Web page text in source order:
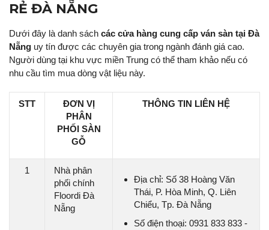
RẺ ĐÀ NẴNG
Dưới đây là danh sách các cửa hàng cung cấp ván sàn tại Đà
Nẵng uy tín được các chuyên gia trong ngành đánh giá cao.
Người dùng tại khu vực miền Trung có thể tham khảo nếu có
nhu cầu tìm mua dòng vật liệu này.
STT
ĐƠN VỊ
PHÂN
PHỐI SÀN
GỖ
THÔNG TIN LIÊN HỆ
1
Nhà phân
phối chính
Floordi Đà
Nẵng
Địa chỉ: Số 38 Hoàng Văn
Thái, P. Hòa Minh, Q. Liên
Chiểu, Tp. Đà Nẵng
Số điện thoại: 0931 833 833 -